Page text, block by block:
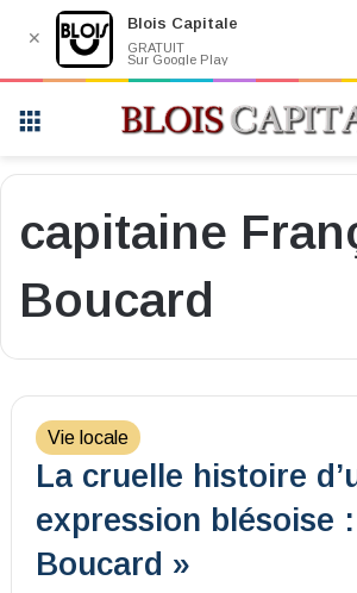
capitaine
Boucard
Vie locale
La cruelle histoire
expression blésoise
Boucard »
✕
Blois Capitale
GRATUIT
Sur Google Play